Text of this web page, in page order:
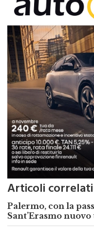
Articoli correlati
Palermo, con la
Sant’Erasmo